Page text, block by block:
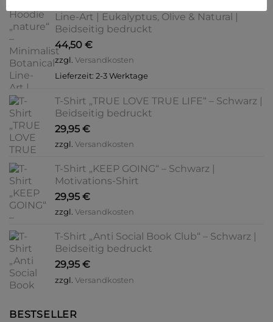
auf
der
Produktseite
gewählt
auf
der
Line-Art | Eukalyptus, Olive & Natural |
Beidseitig bedruckt
44,50 €
zzgl. Versandkosten
Lieferzeit: 2-3 Werktage
T-Shirt „TRUE LOVE TRUE LIFE“ – Schwarz |
Beidseitig bedruckt
29,95 €
zzgl. Versandkosten
T-Shirt „KEEP GOING“ – Schwarz |
Motivations-Shirt
29,95 €
zzgl. Versandkosten
T-Shirt „Anti Social Book Club“ – Schwarz |
Beidseitig bedruckt
29,95 €
zzgl. Versandkosten
BESTSELLER